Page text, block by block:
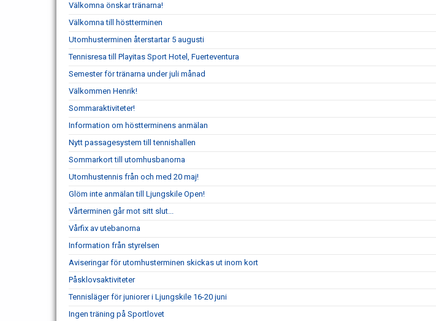
Välkomna önskar tränarna!
Välkomna till höstterminen
Utomhusterminen återstartar 5 augusti
Tennisresa till Playitas Sport Hotel, Fuerteventura
Semester för tränarna under juli månad
Välkommen Henrik!
Sommaraktiviteter!
Information om höstterminens anmälan
Nytt passagesystem till tennishallen
Sommarkort till utomhusbanorna
Utomhustennis från och med 20 maj!
Glöm inte anmälan till Ljungskile Open!
Vårterminen går mot sitt slut...
Vårfix av utebanorna
Information från styrelsen
Aviseringar för utomhusterminen skickas ut inom kort
Påsklovsaktiviteter
Tennisläger för juniorer i Ljungskile 16-20 juni
Ingen träning på Sportlovet